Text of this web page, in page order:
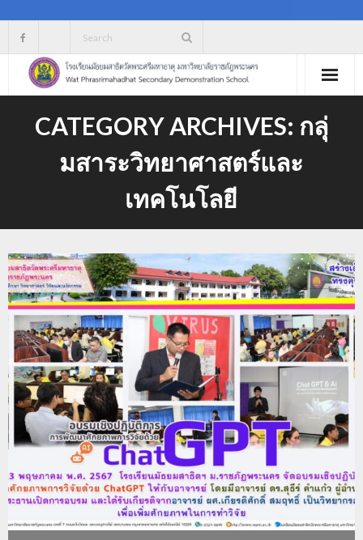
content
CATEGORY ARCHIVES: กลุ่
มสาระวิทยาศาสตร์และ
เทคโนโลยี